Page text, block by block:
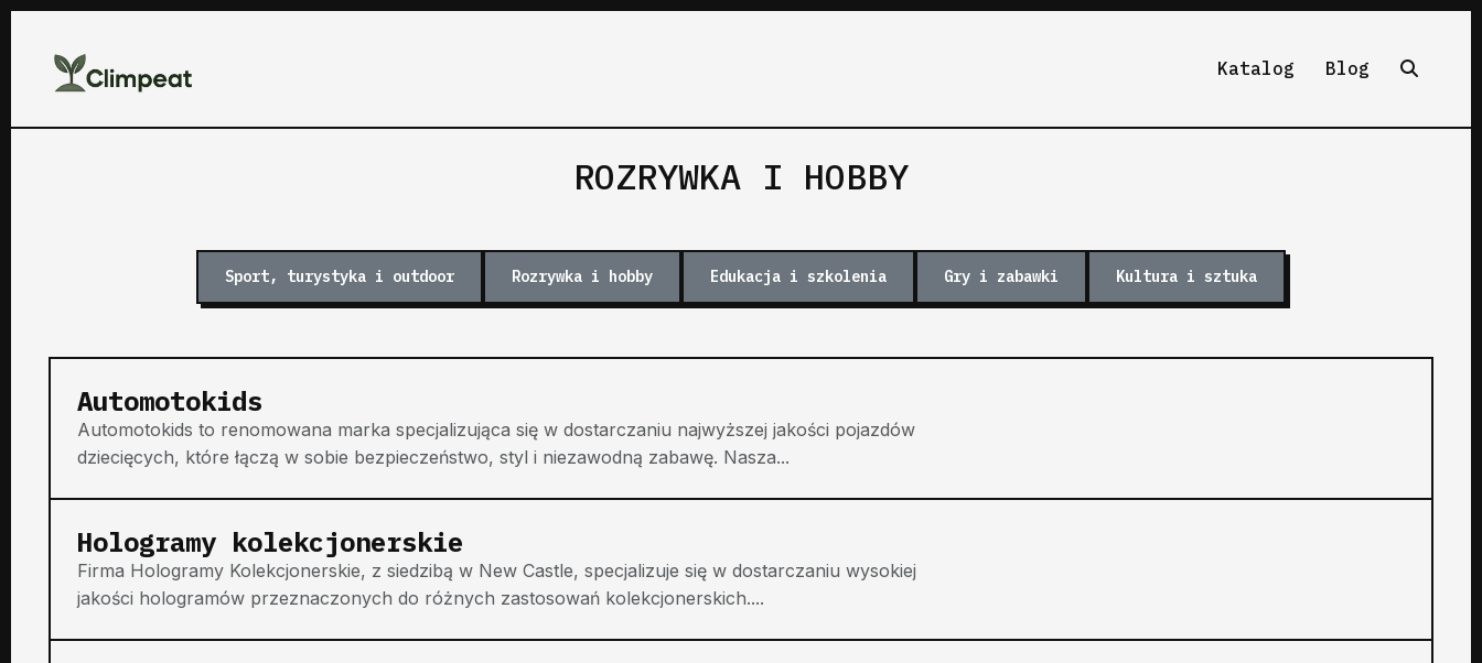
Katalog Blog
ROZRYWKA I HOBBY
Sport, turystyka i outdoor Rozrywka i hobby Edukacja i szkolenia Gry i zabawki Kultura i sztuka
Automotokids
Automotokids to renomowana marka specjalizująca się w dostarczaniu najwyższej jakości pojazdów
dziecięcych, które łączą w sobie bezpieczeństwo, styl i niezawodną zabawę. Nasza...
Hologramy kolekcjonerskie
Firma Hologramy Kolekcjonerskie, z siedzibą w New Castle, specjalizuje się w dostarczaniu wysokiej
jakości hologramów przeznaczonych do różnych zastosowań kolekcjonerskich....